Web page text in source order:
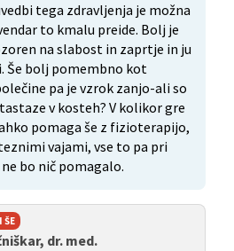
tega zdravljenja je možna
to kmalu preide. Bolj je
na slabost in zaprtje in ju
Še bolj pomembno kot
pa je vzrok zanjo-ali so
v kosteh? V kolikor gre
pomaga še z fizioterapijo,
vajami, vse to pa pri
bo nič pomagalo.
ŠE
dr. med.